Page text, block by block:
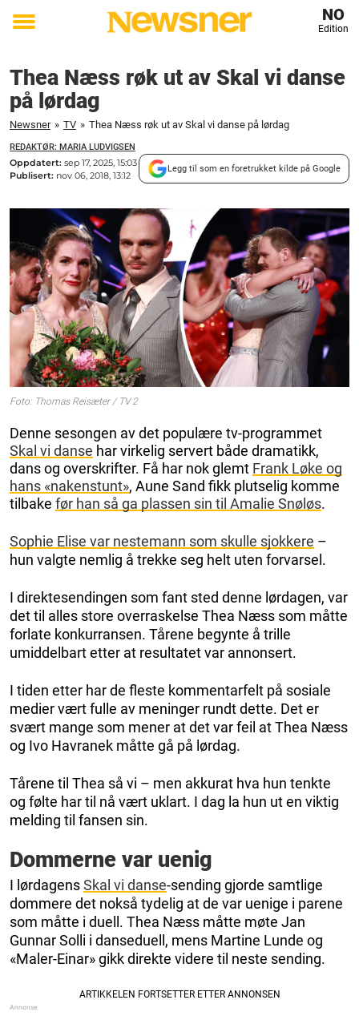
Toggle
NO
Edition
Thea Næss røk ut av Skal vi danse
på lørdag
Newsner » TV » Thea Næss røk ut av Skal vi danse på lørdag
REDAKTØR: MARIA LUDVIGSEN
Oppdatert: sep 17, 2025, 15:03
Publisert: nov 06, 2018, 13:12
Legg til som en foretrukket kilde på Google
Foto: Thomas Reisæter / TV 2
Denne sesongen av det populære tv-programmet
Skal vi danse har virkelig servert både dramatikk,
dans og overskrifter. Få har nok glemt Frank Løke og
hans «nakenstunt», Aune Sand fikk plutselig komme
tilbake før han så ga plassen sin til Amalie Snøløs.
Sophie Elise var nestemann som skulle sjokkere –
hun valgte nemlig å trekke seg helt uten forvarsel.
I direktesendingen som fant sted denne lørdagen, var
det til alles store overraskelse Thea Næss som måtte
forlate konkurransen. Tårene begynte å trille
umiddelbart etter at resultatet var annonsert.
I tiden etter har de fleste kommentarfelt på sosiale
medier vært fulle av meninger rundt dette. Det er
svært mange som mener at det var feil at Thea Næss
og Ivo Havranek måtte gå på lørdag.
Tårene til Thea så vi – men akkurat hva hun tenkte
og følte har til nå vært uklart. I dag la hun ut en viktig
melding til fansen sin.
Dommerne var uenig
I lørdagensSkal vi danse-sending gjorde samtlige
dommere det nokså tydelig at de var uenige i parene
som måtte i duell. Thea Næss måtte møte Jan
Gunnar Solli i danseduell, mens Martine Lunde og
«Maler-Einar» gikk direkte videre til neste sending.